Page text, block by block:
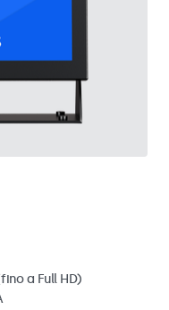
a Full HD)